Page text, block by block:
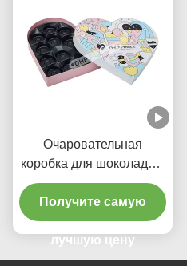
Очаровательная
коробка для шоколада в
форме сердца с
пластиковым вставкой
Получите самую
лучшую цену